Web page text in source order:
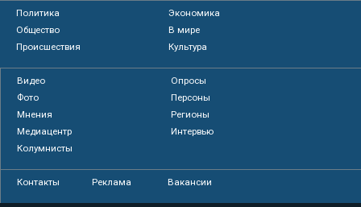
Политика
Экономика
Общество
В мире
Происшествия
Культура
Видео
Опросы
Фото
Персоны
Мнения
Регионы
Медиацентр
Интервью
Колумнисты
Контакты Реклама Вакансии